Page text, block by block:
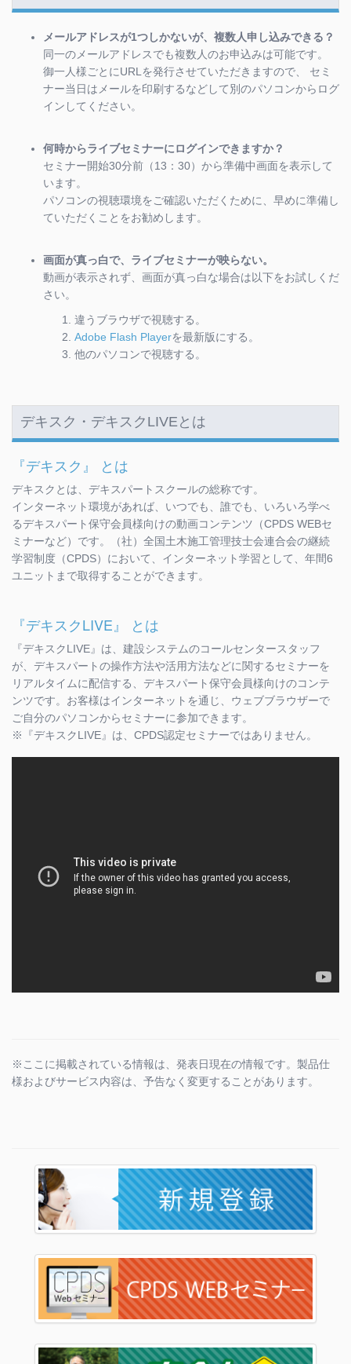
メールアドレスが1つしかないが、複数人申し込みできる？
同一のメールアドレスでも複数人のお申込みは可能です。
御一人様ごとにURLを発行させていただきますので、 セミ
ナー当日はメールを印刷するなどして別のパソコンからログ
インしてください。
何時からライブセミナーにログインできますか？
セミナー開始30分前（13：30）から準備中画面を表示して
います。
パソコンの視聴環境をご確認いただくために、早めに準備し
ていただくことをお勧めします。
画面が真っ白で、ライブセミナーが映らない。
動画が表示されず、画面が真っ白な場合は以下をお試しくだ
さい。
違うブラウザで視聴する。
Adobe Flash Playerを最新版にする。
他のパソコンで視聴する。
デキスク・デキスクLIVEとは
『デキスク』 とは
デキスクとは、デキスパートスクールの総称です。
インターネット環境があれば、いつでも、誰でも、いろいろ学べ
るデキスパート保守会員様向けの動画コンテンツ（CPDS WEBセ
ミナーなど）です。（社）全国土木施工管理技士会連合会の継続
学習制度（CPDS）において、インターネット学習として、年間6
ユニットまで取得することができます。
『デキスクLIVE』 とは
『デキスクLIVE』は、建設システムのコールセンタースタッフ
が、デキスパートの操作方法や活用方法などに関するセミナーを
リアルタイムに配信する、デキスパート保守会員様向けのコンテ
ンツです。お客様はインターネットを通じ、ウェブブラウザーで
ご自分のパソコンからセミナーに参加できます。
※『デキスクLIVE』は、CPDS認定セミナーではありません。
※ここに掲載されている情報は、発表日現在の情報です。製品仕
様およびサービス内容は、予告なく変更することがあります。